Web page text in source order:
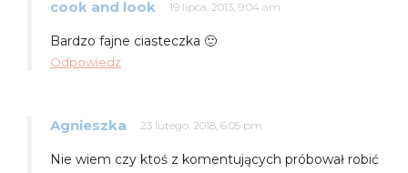
cook and look 19 lipca, 2013, 9:04 am
Bardzo fajne ciasteczka 🙂
Odpowiedz
Agnieszka 23 lutego, 2018, 6:05 pm
Nie wiem czy ktoś z komentujących próbował robić